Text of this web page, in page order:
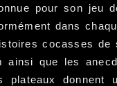
pour son jeu
dans
cocasses de
ainsi que les
plateaux donnent